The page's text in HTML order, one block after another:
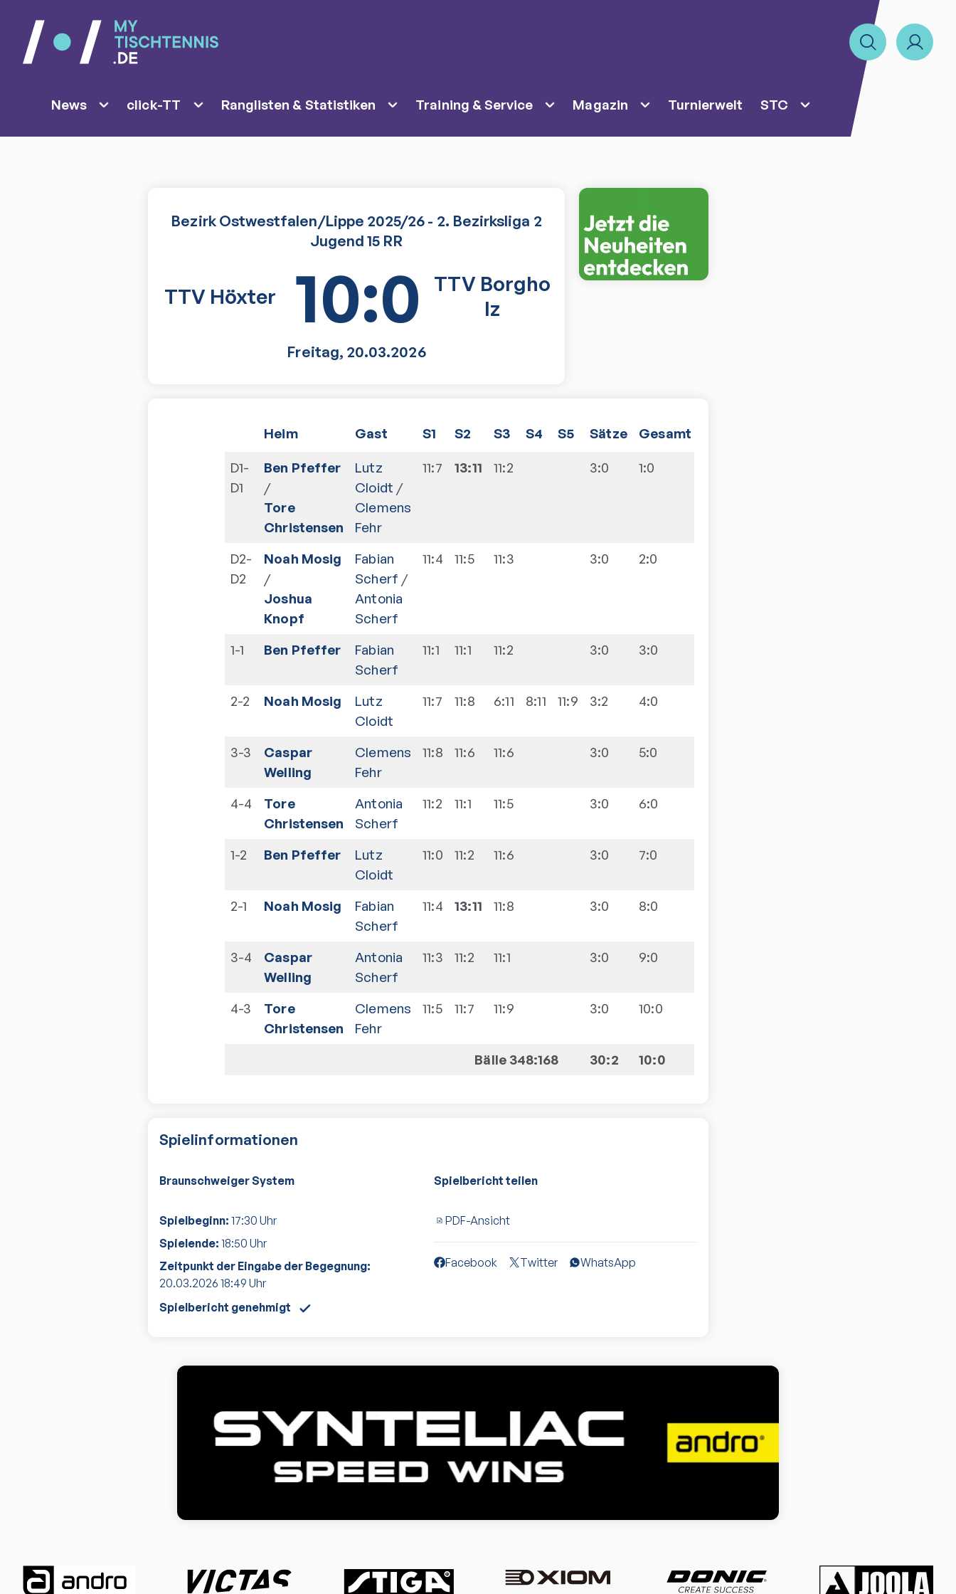
News click-TT Ranglisten & Statistiken Training & Service Magazin Turnierwelt STC
Bezirk Ostwestfalen/Lippe 2025/26 - 2. Bezirksliga 2
Jugend 15 RR
TTV Höxter 10:0
TTV Borgho
lz
Freitag, 20.03.2026
Heim Gast S1 S2 S3 S4 S5 Sätze Gesamt
D1-
D1
Ben Pfeffer
/
Tore
Christensen
Lutz
Cloidt /
Clemens
Fehr
11:7 13:11 11:2 3:0 1:0
D2-
D2
Noah Mosig
/
Joshua
Knopf
Fabian
Scherf /
Antonia
Scherf
11:4 11:5 11:3 3:0 2:0
1-1 Ben Pfeffer
Fabian
Scherf
11:1 11:1 11:2 3:0 3:0
2-2 Noah Mosig
Lutz
Cloidt
11:7 11:8 6:11 8:11 11:9 3:2 4:0
3-3
Caspar
Welling
Clemens
Fehr
11:8 11:6 11:6 3:0 5:0
4-4
Tore
Christensen
Antonia
Scherf
11:2 11:1 11:5 3:0 6:0
1-2 Ben Pfeffer
Lutz
Cloidt
11:0 11:2 11:6 3:0 7:0
2-1 Noah Mosig
Fabian
Scherf
11:4 13:11 11:8 3:0 8:0
3-4
Caspar
Welling
Antonia
Scherf
11:3 11:2 11:1 3:0 9:0
4-3
Tore
Christensen
Clemens
Fehr
11:5 11:7 11:9 3:0 10:0
Bälle 348:168 30:2 10:0
Spielinformationen
Braunschweiger System
Spielbeginn: 17:30 Uhr
Spielende: 18:50 Uhr
Zeitpunkt der Eingabe der Begegnung:
20.03.2026 18:49 Uhr
Spielbericht genehmigt
Spielbericht teilen
PDF-Ansicht
Facebook Twitter WhatsApp